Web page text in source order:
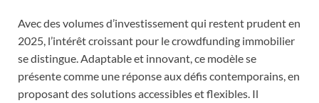
Avec des volumes d’investissement qui restent prudent en
2025, l’intérêt croissant pour le crowdfunding immobilier
se distingue. Adaptable et innovant, ce modèle se
présente comme une réponse aux défis contemporains, en
proposant des solutions accessibles et flexibles. Il